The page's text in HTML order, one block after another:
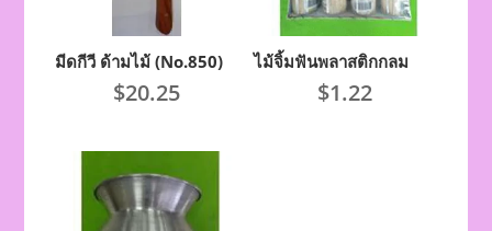
มีดกีวี ด้ามไม้ (No.850)
$20.25
ไม้จิ้มฟันพลาสติกกลม
$1.22